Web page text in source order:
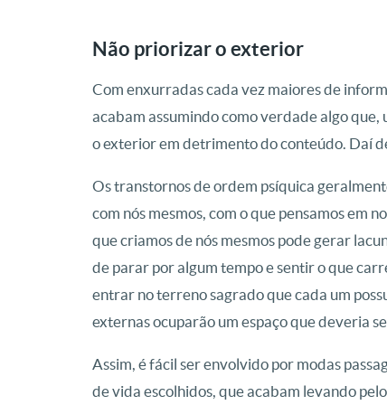
Não priorizar o exterior
Com enxurradas cada vez maiores de
acabam assumindo como verdade algo
o exterior em detrimento do conteúdo. Daí
Os transtornos de ordem psíquica
com nós mesmos, com o que pensamos em
que criamos de nós mesmos pode gerar
de parar por algum tempo e sentir o que
entrar no terreno sagrado que cada um
externas ocuparão um espaço que deveria
Assim, é fácil ser envolvido por modas
de vida escolhidos, que acabam levando